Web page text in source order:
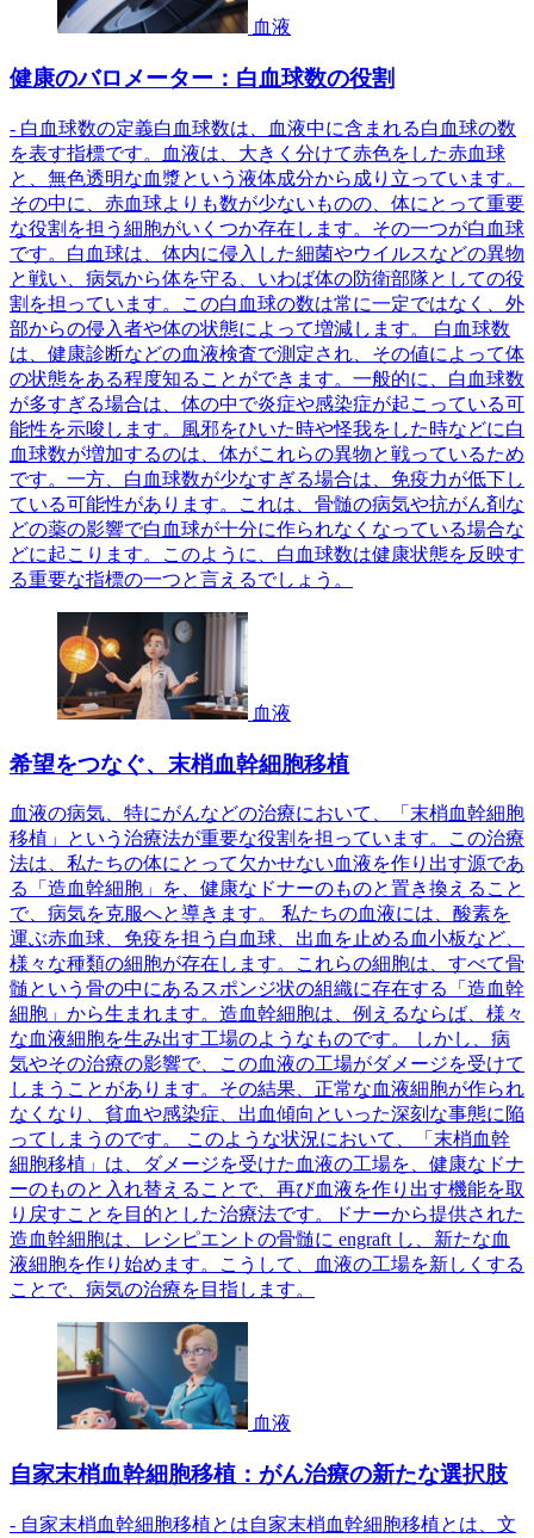
血液
健康のバロメーター：白血球数の役割
- 白血球数の定義白血球数は、血液中に含まれる白血球の数
を表す指標です。血液は、大きく分けて赤色をした赤血球
と、無色透明な血漿という液体成分から成り立っています。
その中に、赤血球よりも数が少ないものの、体にとって重要
な役割を担う細胞がいくつか存在します。その一つが白血球
です。白血球は、体内に侵入した細菌やウイルスなどの異物
と戦い、病気から体を守る、いわば体の防衛部隊としての役
割を担っています。この白血球の数は常に一定ではなく、外
部からの侵入者や体の状態によって増減します。 白血球数
は、健康診断などの血液検査で測定され、その値によって体
の状態をある程度知ることができます。一般的に、白血球数
が多すぎる場合は、体の中で炎症や感染症が起こっている可
能性を示唆します。風邪をひいた時や怪我をした時などに白
血球数が増加するのは、体がこれらの異物と戦っているため
です。一方、白血球数が少なすぎる場合は、免疫力が低下し
ている可能性があります。これは、骨髄の病気や抗がん剤な
どの薬の影響で白血球が十分に作られなくなっている場合な
どに起こります。このように、白血球数は健康状態を反映す
る重要な指標の一つと言えるでしょう。
血液
希望をつなぐ、末梢血幹細胞移植
血液の病気、特にがんなどの治療において、「末梢血幹細胞
移植」という治療法が重要な役割を担っています。この治療
法は、私たちの体にとって欠かせない血液を作り出す源であ
る「造血幹細胞」を、健康なドナーのものと置き換えること
で、病気を克服へと導きます。 私たちの血液には、酸素を
運ぶ赤血球、免疫を担う白血球、出血を止める血小板など、
様々な種類の細胞が存在します。これらの細胞は、すべて骨
髄という骨の中にあるスポンジ状の組織に存在する「造血幹
細胞」から生まれます。造血幹細胞は、例えるならば、様々
な血液細胞を生み出す工場のようなものです。 しかし、病
気やその治療の影響で、この血液の工場がダメージを受けて
しまうことがあります。その結果、正常な血液細胞が作られ
なくなり、貧血や感染症、出血傾向といった深刻な事態に陥
ってしまうのです。 このような状況において、「末梢血幹
細胞移植」は、ダメージを受けた血液の工場を、健康なドナ
ーのものと入れ替えることで、再び血液を作り出す機能を取
り戻すことを目的とした治療法です。ドナーから提供された
造血幹細胞は、レシピエントの骨髄に engraft し、新たな血
液細胞を作り始めます。こうして、血液の工場を新しくする
ことで、病気の治療を目指します。
血液
自家末梢血幹細胞移植：がん治療の新たな選択肢
- 自家末梢血幹細胞移植とは自家末梢血幹細胞移植とは、文